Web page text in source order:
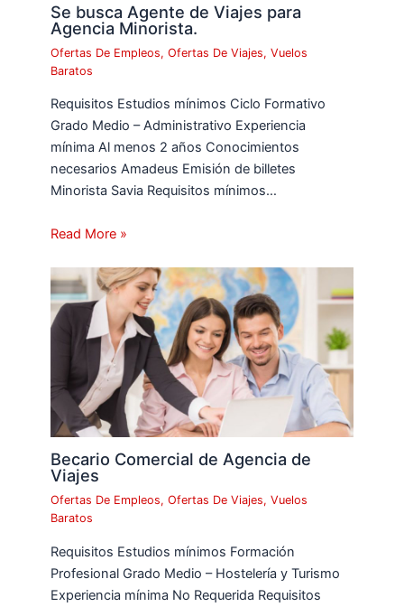
Se busca Agente de Viajes para
Agencia Minorista.
Ofertas De Empleos,Ofertas De Viajes,Vuelos
Baratos
Requisitos Estudios mínimos Ciclo Formativo
Grado Medio – Administrativo Experiencia
mínima Al menos 2 años Conocimientos
necesarios Amadeus Emisión de billetes
Minorista Savia Requisitos mínimos…
Read More »
Becario Comercial de Agencia de
Viajes
Ofertas De Empleos,Ofertas De Viajes,Vuelos
Baratos
Requisitos Estudios mínimos Formación
Profesional Grado Medio – Hostelería y Turismo
Experiencia mínima No Requerida Requisitos